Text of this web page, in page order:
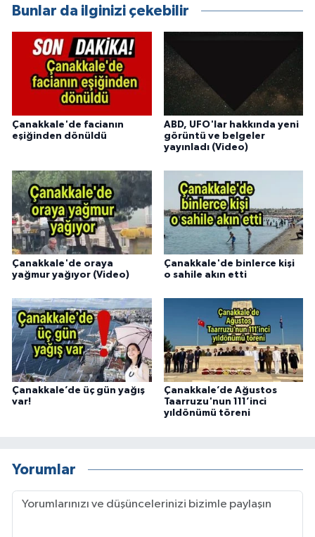
Bunlar da ilginizi çekebilir
Çanakkale'de facianın
eşiğinden dönüldü
ABD, UFO'lar hakkında yeni
görüntü ve belgeler
yayınladı (Video)
Çanakkale'de oraya
yağmur yağıyor (Video)
Çanakkale'de binlerce kişi
o sahile akın etti
Çanakkale’de üç gün yağış
var!
Çanakkale’de Ağustos
Taarruzu'nun 111’inci
yıldönümü töreni
Yorumlar